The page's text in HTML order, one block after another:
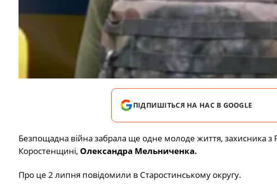
ПІДПИШІТЬСЯ НА НАС В GOOGLE
Безпощадна війна забрала ще одне молоде життя, захисника з
Коростенщині, Олександра Мельниченка.
Про це 2 липня повідомили в Старостинському округу.